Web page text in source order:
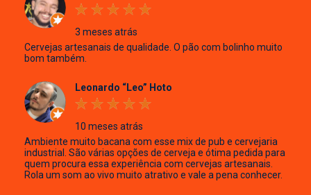
3 meses atrás
Cervejas artesanais de qualidade. O pão com bolinho muito
bom também.
Leonardo “Leo” Hoto
10 meses atrás
Ambiente muito bacana com esse mix de pub e cervejaria
industrial. São várias opções de cerveja e ótima pedida para
quem procura essa experiência com cervejas artesanais.
Rola um som ao vivo muito atrativo e vale a pena conhecer.